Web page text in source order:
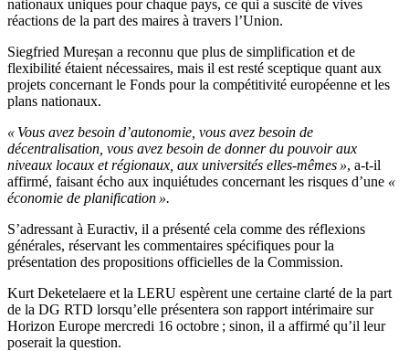
nationaux uniques pour chaque pays, ce qui a suscité de vives
réactions de la part des maires à travers l’Union.
Siegfried Mureșan a reconnu que plus de simplification et de
flexibilité étaient nécessaires, mais il est resté sceptique quant aux
projets concernant le Fonds pour la compétitivité européenne et les
plans nationaux.
« Vous avez besoin d’autonomie, vous avez besoin de
décentralisation, vous avez besoin de donner du pouvoir aux
niveaux locaux et régionaux, aux universités elles-mêmes », a-t-il
affirmé, faisant écho aux inquiétudes concernant les risques d’une «
économie de planification ».
S’adressant à Euractiv, il a présenté cela comme des réflexions
générales, réservant les commentaires spécifiques pour la
présentation des propositions officielles de la Commission.
Kurt Deketelaere et la LERU espèrent une certaine clarté de la part
de la DG RTD lorsqu’elle présentera son rapport intérimaire sur
Horizon Europe mercredi 16 octobre ; sinon, il a affirmé qu’il leur
poserait la question.